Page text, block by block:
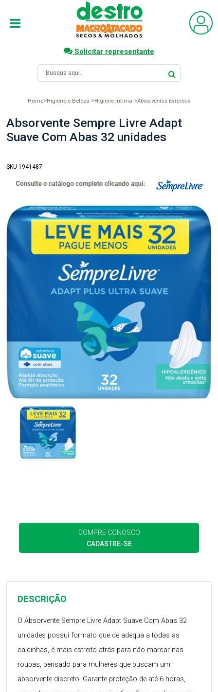
Solicitar representante
Home Higiene e Beleza Higiene Íntima Absorventes Externos
Absorvente Sempre Livre Adapt
Suave Com Abas 32 unidades
SKU 1941487
COMPRE CONOSCO
CADASTRE-SE
DESCRIÇÃO
O Absorvente Sempre Livre Adapt Suave Com Abas 32
unidades possui formato que de adequa a todas as
calcinhas, é mais estreito atrás para não marcar nas
roupas, pensado para mulheres que buscam um
absorvente discreto. Garante proteção de até 6 horas,